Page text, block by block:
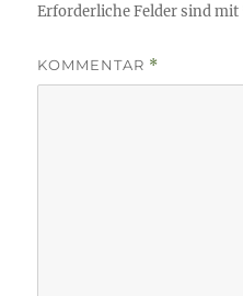
Erforderliche Felder sind mit
KOMMENTAR *